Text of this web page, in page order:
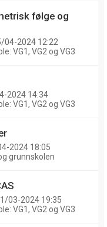
følge og
04-2024 12:22
VG1, VG2 og VG3
2024 14:34
VG1, VG2 og VG3
2024 18:05
grunnskolen
03-2024 19:35
VG1, VG2 og VG3